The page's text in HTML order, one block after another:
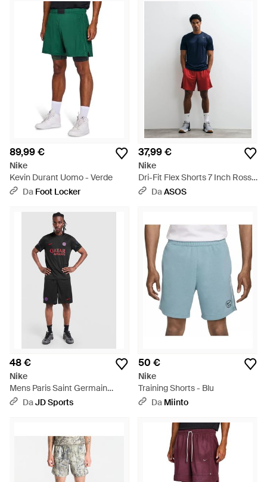
89,99 €
Nike
Kevin Durant Uomo - Verde
Da Foot Locker
37,99 €
Nike
Dri-Fit Flex Shorts 7 Inch Rosse
- Rosso
DaASOS
48 €
Nike
Mens Paris Saint Germain
Strike Shorts - Nero
DaJD Sports
50 €
Nike
Training Shorts - Blu
Da Miinto